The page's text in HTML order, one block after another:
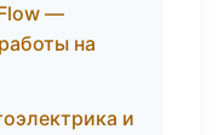
—
на
и